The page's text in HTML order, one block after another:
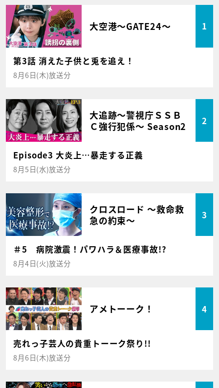
大空港～GATE24～ 1
第3話 消えた子供と兎を追え！
8月6日(木)放送分
大追跡～警視庁ＳＳＢ
Ｃ強行犯係～ Season2
2
Episode3 大炎上…暴走する正義
8月5日(水)放送分
クロスロード ～救命救
急の約束～
3
＃5 病院激震！パワハラ＆医療事故!?
8月4日(火)放送分
アメトーーク！ 4
売れっ子芸人の貴重トーーク祭り!!
8月6日(木)放送分